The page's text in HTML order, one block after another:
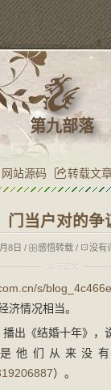
第九部落
网站源码 转载文
门当户对的争
8日 / 感悟转载/ 没有
s/
济情况相当。
出《结婚十年》
他们从来没
）。